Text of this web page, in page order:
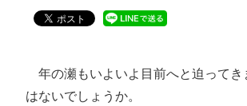
年の瀬もいよいよ目前へと迫って
はないでしょうか。